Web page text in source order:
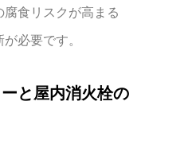
食リスクが高まる
必要です。
と屋内消火栓の